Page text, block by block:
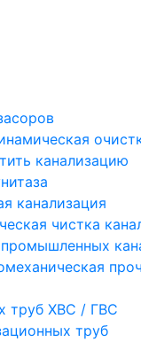
канализацию
канализация
чистка
труб ХВС / ГВС
труб